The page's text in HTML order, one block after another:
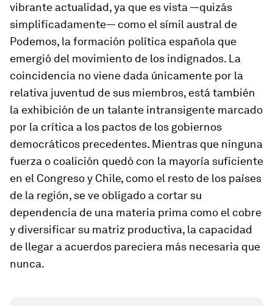
vibrante actualidad, ya que es vista —quizás
simplificadamente— como el símil austral de
Podemos, la formación política española que
emergió del movimiento de los indignados. La
coincidencia no viene dada únicamente por la
relativa juventud de sus miembros, está también
la exhibición de un talante intransigente marcado
por la crítica a los pactos de los gobiernos
democráticos precedentes. Mientras que ninguna
fuerza o coalición quedó con la mayoría suficiente
en el Congreso y Chile, como el resto de los países
de la región, se ve obligado a cortar su
dependencia de una materia prima como el cobre
y diversificar su matriz productiva, la capacidad
de llegar a acuerdos pareciera más necesaria que
nunca.